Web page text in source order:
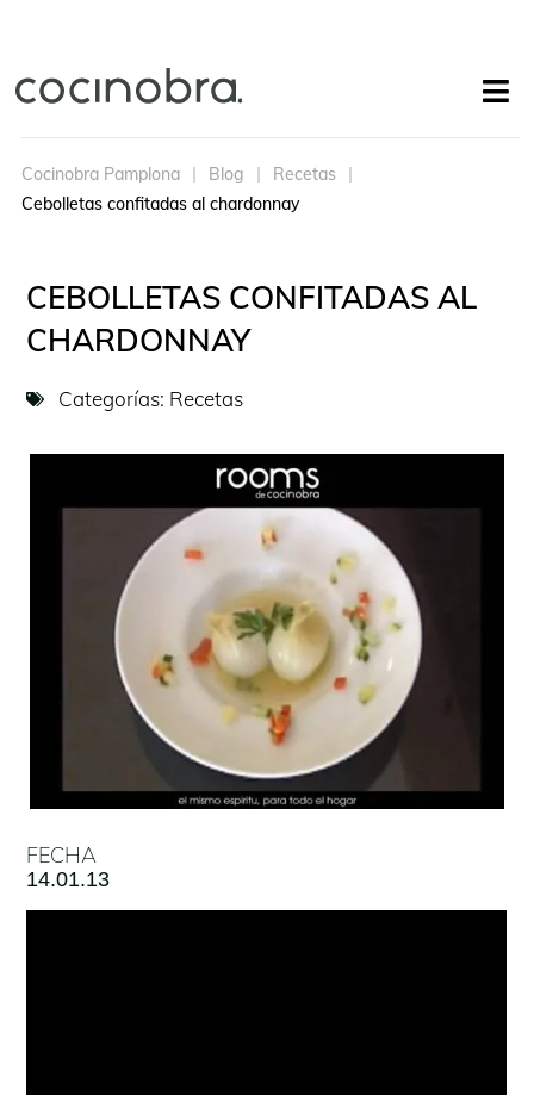
Cocinobra Pamplona Blog
Recetas
Cebolletas confitadas al chardonnay
CEBOLLETAS CONFITADAS AL
CHARDONNAY
Categorías: Recetas
FECHA
14.01.13